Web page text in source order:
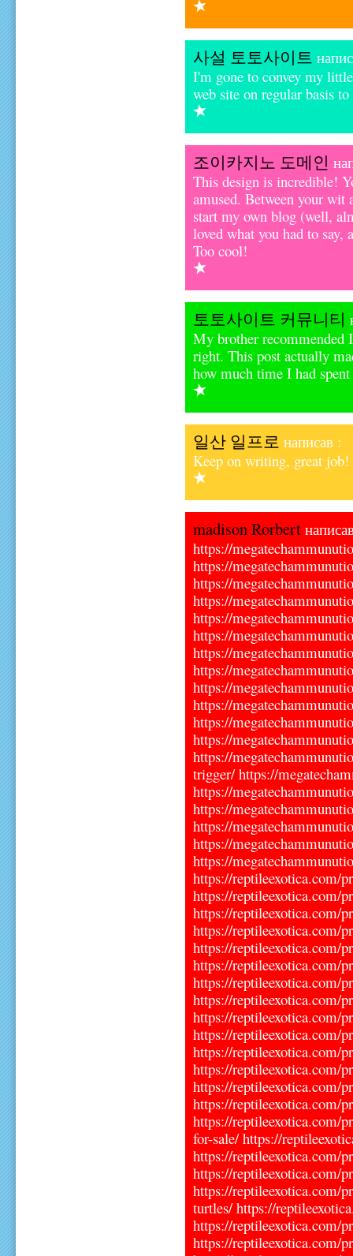
사설 토토사이트
I'm gone to convey my
web site on regular basis
조이카지노 도메인
This design is incredible!
amused. Between your wit
start my own blog (well,
loved what you had to say,
Too cool!
토토사이트 커뮤니티
My brother
right. This post actually
how much time I had
일산 일프로 написав :
Keep on writing, great job!
madison Rorbert
https://
https://
https://
https://
https://
https://
https://
https://
https://
https://
https://
https://
https://
trigger/ https://
https://
https://
https://
https://
https://
https://reptileexotica.com/
https://reptileexotica.com/
https://reptileexotica.com/
https://reptileexotica.com/
https://reptileexotica.com/
https://reptileexotica.com/
https://reptileexotica.com/
https://reptileexotica.com/
https://reptileexotica.com/
https://reptileexotica.com/
https://reptileexotica.com/
https://reptileexotica.com/
https://reptileexotica.com/
https://reptileexotica.com/
https://reptileexotica.com/
for-sale/ https://
https://reptileexotica.com/
https://reptileexotica.com/
https://reptileexotica.com/
turtles/ https://
https://reptileexotica.com/
https://reptileexotica.com/